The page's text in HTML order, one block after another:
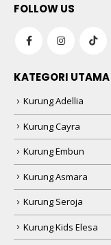
FOLLOW US
KATEGORI UTAMA
Kurung Adellia
Kurung Cayra
Kurung Embun
Kurung Asmara
Kurung Seroja
Kurung Kids Elesa